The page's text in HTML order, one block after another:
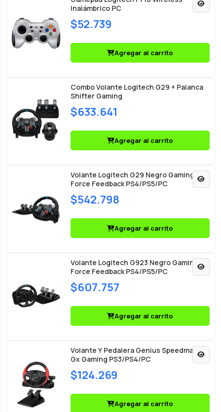
Inalámbrico PC
$52.739
Agregar al carrito
Combo Volante Logitech G29 + Palanca
Shifter Gaming
$633.641
Agregar al carrito
Volante Logitech G29 Negro Gaming
Force Feedback PS4/PS5/PC
$542.798
Agregar al carrito
Volante Logitech G923 Negro Gaming
Force Feedback PS4/PS5/PC
$607.757
Agregar al carrito
Volante Y Pedalera Genius Speedmaster
Gx Gaming PS3/PS4/PC
$124.269
Agregar al carrito